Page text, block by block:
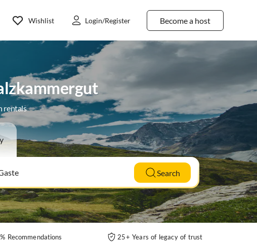
Become a host
Wishlist Login/Register
rentals
Search
Recommendations 25+ Years of legacy of trust